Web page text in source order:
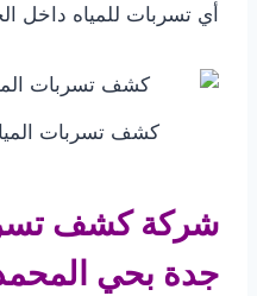
أي تسربات للمياه داخل
كشف تسربات
شركة كشف
جدة بحي